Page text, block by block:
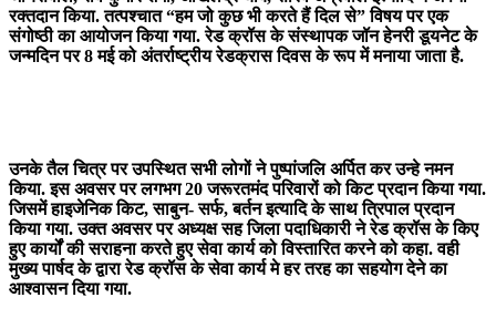
रक्तदान किया. तत्पश्चात “हम जो कुछ भी करते हैं दिल से” विषय पर एक
संगोष्ठी का आयोजन किया गया. रेड क्रॉस के संस्थापक जॉन हेनरी डूयनेट के
जन्मदिन पर 8 मई को अंतर्राष्ट्रीय रेडक्रास दिवस के रूप में मनाया जाता है.
उनके तैल चित्र पर उपस्थित सभी लोगों ने पुष्पांजलि अर्पित कर उन्हे नमन
किया. इस अवसर पर लगभग 20 जरूरतमंद परिवारों को किट प्रदान किया गया.
जिसमें हाइजेनिक किट, साबुन- सर्फ, बर्तन इत्यादि के साथ त्रिपाल प्रदान
किया गया. उक्त अवसर पर अध्यक्ष सह जिला पदाधिकारी ने रेड क्रॉस के किए
हुए कार्यों की सराहना करते हुए सेवा कार्य को विस्तारित करने को कहा. वही
मुख्य पार्षद के द्वारा रेड क्रॉस के सेवा कार्य मे हर तरह का सहयोग देने का
आश्वासन दिया गया.